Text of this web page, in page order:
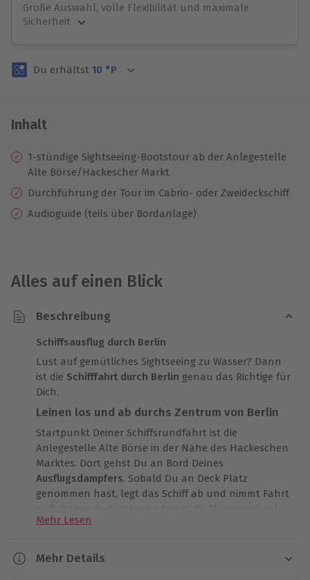
Große Auswahl, volle Flexibilität und maximale
Sicherheit
Volle Flexibilität
3 Jahre gültig & verlängerbar.
Du erhältst 10 °P
Inhalt
1-stündige Sightseeing-Bootstour ab der Anlegestelle
Alte Börse/Hackescher Markt
Durchführung der Tour im Cabrio- oder Zweideckschiff
Audioguide (teils über Bordanlage)
Alles auf einen Blick
Beschreibung
Schiffsausflug durch Berlin
Lust auf gemütliches Sightseeing zu Wasser? Dann
ist die Schifffahrt durch Berlin genau das Richtige für
Dich.
Leinen los und ab durchs Zentrum von Berlin
Startpunkt Deiner Schiffsrundfahrt ist die
Anlegestelle Alte Börse in der Nähe des Hackeschen
Marktes. Dort gehst Du an Bord Deines
Ausflugsdampfers. Sobald Du an Deck Platz
genommen hast, legt das Schiff ab und nimmt Fahrt
auf. Ihr passiert unter anderem die Museumsinsel
und das politische Herz der Hauptstadt, das
hast Du eine tolle Sicht auf die großen Gebäude und
Mehr Lesen
Mehr Details